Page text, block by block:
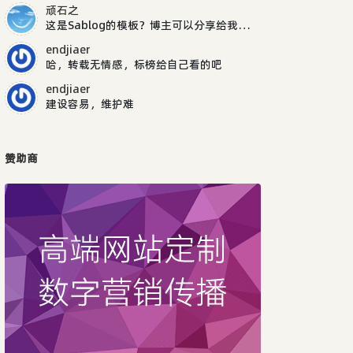
顽石之
这是Sablog的模板？博主可以分享给我吗，谢谢
endjiaer
哈，转载无情感，标榜给自己看的吧
endjiaer
建设容易，维护难
赞助商